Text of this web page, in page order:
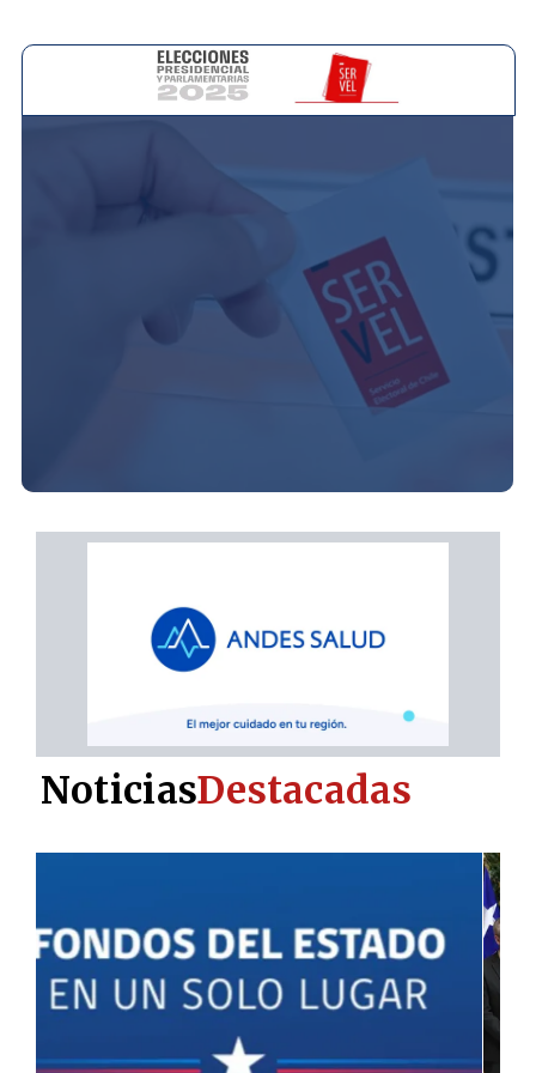
NoticiasDestacadas